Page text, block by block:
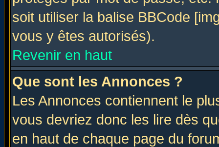
soit utiliser la balise BBCode
vous y êtes autorisés).
Revenir en haut
Que sont les Annonces ?
Les Annonces contiennent le
vous devriez donc les lire dès
en haut de chaque page du